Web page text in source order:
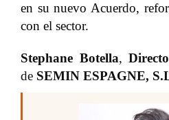
en su nuevo Acuerdo,
con el sector.
Stephane Botella,
de SEMIN ESPAGNE,